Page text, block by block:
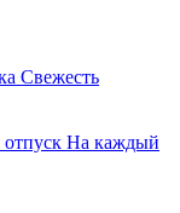
Свежесть
На каждый